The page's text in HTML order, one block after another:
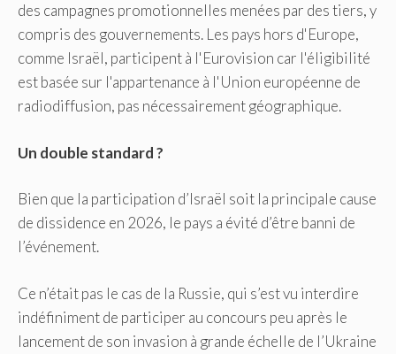
des campagnes promotionnelles menées par des tiers, y
compris des gouvernements. Les pays hors d'Europe,
comme Israël, participent à l'Eurovision car l'éligibilité
est basée sur l'appartenance à l'Union européenne de
radiodiffusion, pas nécessairement géographique.
Un double standard ?
Bien que la participation d’Israël soit la principale cause
de dissidence en 2026, le pays a évité d’être banni de
l’événement.
Ce n’était pas le cas de la Russie, qui s’est vu interdire
indéfiniment de participer au concours peu après le
lancement de son invasion à grande échelle de l’Ukraine